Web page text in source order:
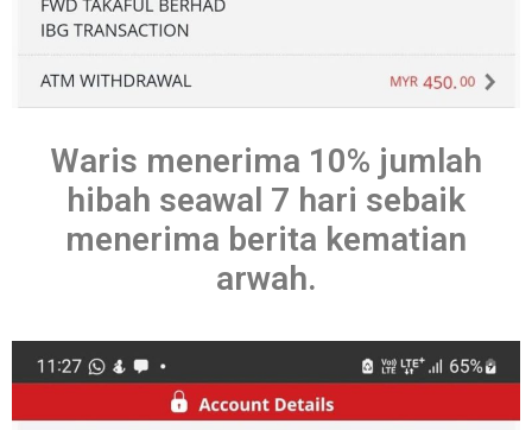
Waris menerima 10% jumlah
hibah seawal 7 hari sebaik
menerima berita kematian
arwah.